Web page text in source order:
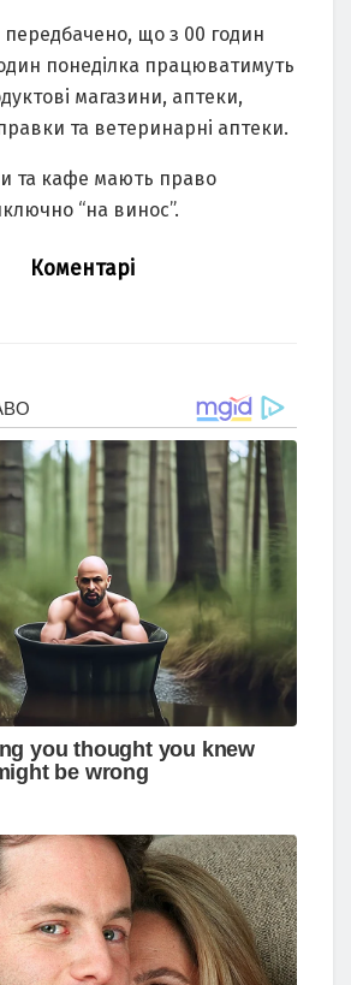
що з 00 годин
понеділка працюватимуть
магазини, аптеки,
та ветеринарні аптеки.
та кафе мають право
“на винос”.
Коментарі